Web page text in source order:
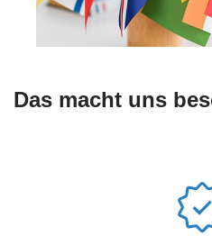
Das macht uns